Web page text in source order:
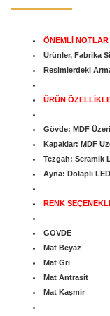
ÖNEMLİ NOTLAR
Ürünler, Fabrika
Resimlerdeki
ÜRÜN
Gövde: MDF
Kapaklar: MDF
Tezgah: Seramik
Ayna: Dolaplı
RENK
GÖVDE
Mat Beyaz
Mat Gri
Mat Antrasit
Mat Kaşmir